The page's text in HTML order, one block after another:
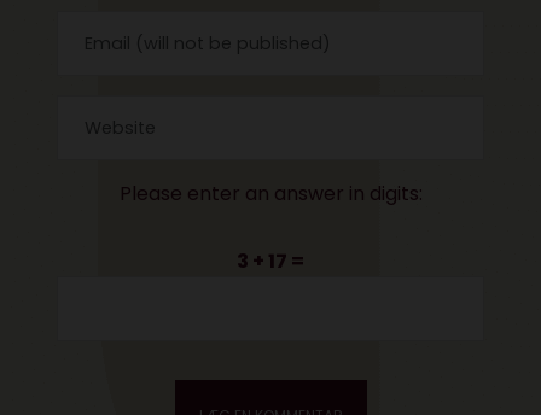
Please enter an answer in digits:
3 + 17 =